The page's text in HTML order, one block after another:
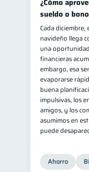
¿Cómo
sueldo o
Cada
navideño llega
una
financieras
embargo, esa
evaporarse
buena
impulsivas, los
amigos, y los
asumimos en
puede
Ahorro